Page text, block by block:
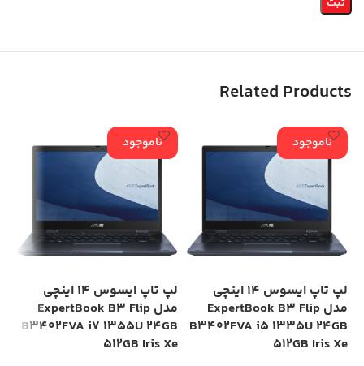
Related Products
ناموجود
لپ تاپ ایسوس 14 اینچی
مدل ExpertBook B3 Flip
B3402FVA i5 1335U 24GB
512GB Iris Xe
ناموجود
لپ تاپ ایسوس 14 اینچی
مدل ExpertBook B3 Flip
B3402FVA i7 1355U 24GB
512GB Iris Xe